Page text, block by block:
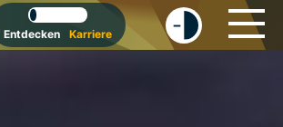
Entdecken Karriere - +